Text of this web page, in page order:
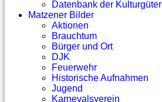
Datenbank der Kulturgüter
Matzener Bilder
Aktionen
Brauchtum
Bürger und Ort
DJK
Feuerwehr
Historische Aufnahmen
Jugend
Karnevalsverein